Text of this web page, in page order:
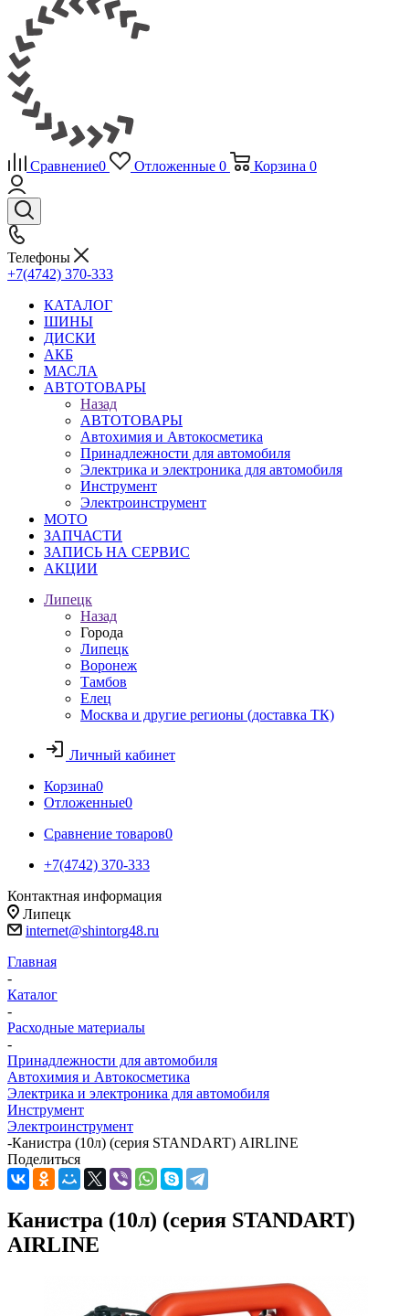
Сравнение0 Отложенные 0 Корзина 0
Телефоны
+7(4742) 370-333
КАТАЛОГ
ШИНЫ
ДИСКИ
АКБ
МАСЛА
АВТОТОВАРЫ
Назад
АВТОТОВАРЫ
Автохимия и Автокосметика
Принадлежности для автомобиля
Электрика и электроника для автомобиля
Инструмент
Электроинструмент
МОТО
ЗАПЧАСТИ
ЗАПИСЬ НА СЕРВИС
АКЦИИ
Липецк
Назад
Города
Липецк
Воронеж
Тамбов
Елец
Москва и другие регионы (доставка ТК)
Личный кабинет
Корзина0
Отложенные0
Сравнение товаров0
+7(4742) 370-333
Контактная информация
Липецк
internet@shintorg48.ru
Главная
-
Каталог
-
Расходные материалы
-
Принадлежности для автомобиля
Автохимия и Автокосметика
Электрика и электроника для автомобиля
Инструмент
Электроинструмент
-Канистра (10л) (серия STANDART) AIRLINE
Поделиться
Канистра (10л) (серия STANDART)
AIRLINE